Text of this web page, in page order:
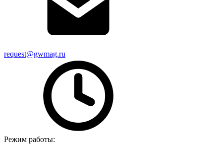
request@gwmag.ru
Режим работы: